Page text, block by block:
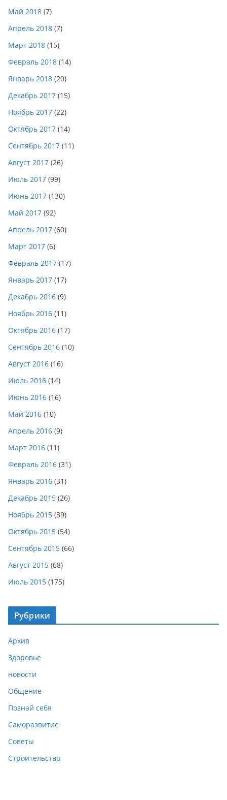
Май 2018 (7)
Апрель 2018 (7)
Март 2018 (15)
Февраль 2018 (14)
Январь 2018 (20)
Декабрь 2017 (15)
Ноябрь 2017 (22)
Октябрь 2017 (14)
Сентябрь 2017 (11)
Август 2017 (26)
Июль 2017 (99)
Июнь 2017 (130)
Май 2017 (92)
Апрель 2017 (60)
Март 2017 (6)
Февраль 2017 (17)
Январь 2017 (17)
Декабрь 2016 (9)
Ноябрь 2016 (11)
Октябрь 2016 (17)
Сентябрь 2016 (10)
Август 2016 (16)
Июль 2016 (14)
Июнь 2016 (16)
Май 2016 (10)
Апрель 2016 (9)
Март 2016 (11)
Февраль 2016 (31)
Январь 2016 (31)
Декабрь 2015 (26)
Ноябрь 2015 (39)
Октябрь 2015 (54)
Сентябрь 2015 (66)
Август 2015 (68)
Июль 2015 (175)
Рубрики
Архив
Здоровье
новости
Общение
Познай себя
Саморазвитие
Советы
Строительство